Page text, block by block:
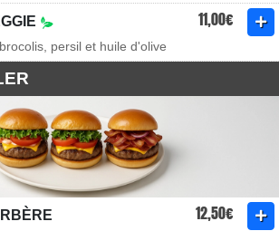
11,00€
persil et huile d'olive
12,50€